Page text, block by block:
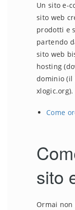
Un sito e-
sito web
prodotti e
partendo
sito web
hosting
dominio (il
xlogic.org).
Come
sito
Ormai